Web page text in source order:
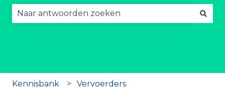
Kennisbank Vervoerders